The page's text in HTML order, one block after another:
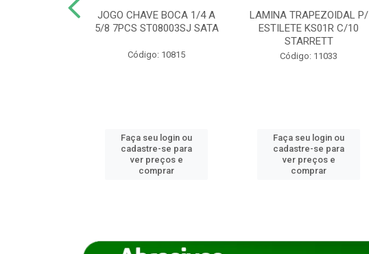
JOGO CHAVE BOCA 1/4 A
5/8 7PCS ST08003SJ SATA
Código: 10815
Faça seu login ou
cadastre-se para
ver preços e
comprar
LAMINA TRAPEZOIDAL P/
ESTILETE KS01R C/10
STARRETT
Código: 11033
Faça seu login ou
cadastre-se para
ver preços e
comprar